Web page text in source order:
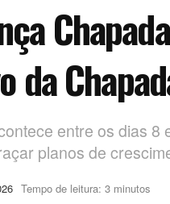
da
entre os dias
planos de
Tempo de leitura: 3 minutos